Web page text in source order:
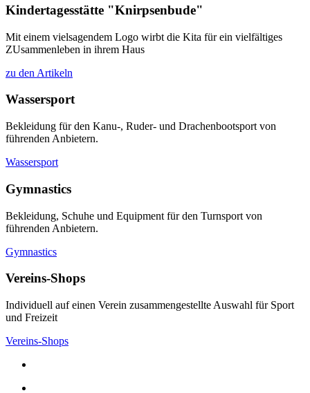
Kindertagesstätte "Knirpsenbude"
Mit einem vielsagendem Logo wirbt die Kita für ein vielfältiges
ZUsammenleben in ihrem Haus
zu den Artikeln
Wassersport
Bekleidung für den Kanu-, Ruder- und Drachenbootsport von
führenden Anbietern.
Wassersport
Gymnastics
Bekleidung, Schuhe und Equipment für den Turnsport von
führenden Anbietern.
Gymnastics
Vereins-Shops
Individuell auf einen Verein zusammengestellte Auswahl für Sport
und Freizeit
Vereins-Shops